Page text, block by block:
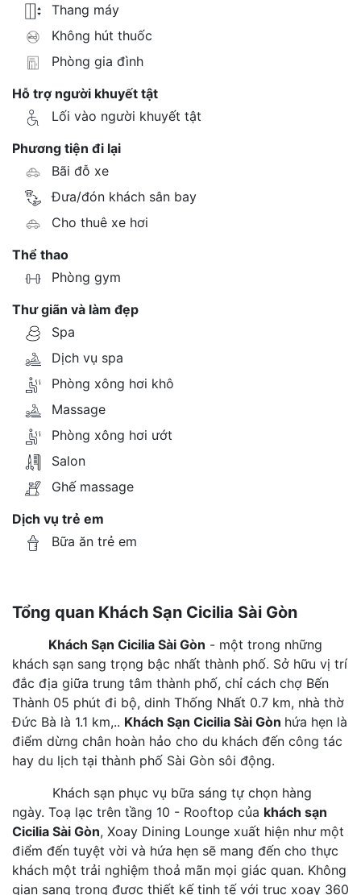
Thang máy
Không hút thuốc
Phòng gia đình
Hỗ trợ người khuyết tật
Lối vào người khuyết tật
Phương tiện đi lại
Bãi đỗ xe
Đưa/đón khách sân bay
Cho thuê xe hơi
Thể thao
Phòng gym
Thư giãn và làm đẹp
Spa
Dịch vụ spa
Phòng xông hơi khô
Massage
Phòng xông hơi ướt
Salon
Ghế massage
Dịch vụ trẻ em
Bữa ăn trẻ em
Tổng quan Khách Sạn Cicilia Sài Gòn
Khách Sạn Cicilia Sài Gòn - một trong những
khách sạn sang trọng bậc nhất thành phố. Sở hữu vị trí
đắc địa giữa trung tâm thành phố, chỉ cách chợ Bến
Thành 05 phút đi bộ, dinh Thống Nhất 0.7 km, nhà thờ
Đức Bà là 1.1 km,.. Khách Sạn Cicilia Sài Gòn hứa hẹn là
điểm dừng chân hoàn hảo cho du khách đến công tác
hay du lịch tại thành phố Sài Gòn sôi động.
Khách sạn phục vụ bữa sáng tự chọn hàng
ngày. Toạ lạc trên tầng 10 - Rooftop của khách sạn
Cicilia Sài Gòn, Xoay Dining Lounge xuất hiện như một
điểm đến tuyệt vời và hứa hẹn sẽ mang đến cho thực
khách một trải nghiệm thoả mãn mọi giác quan. Không
gian sang trọng được thiết kế tinh tế với trục xoay 360